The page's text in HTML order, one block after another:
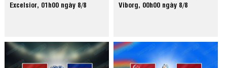
Excelsior, 01h00 ngày 8/8
Viborg, 00h00 ngày 8/8